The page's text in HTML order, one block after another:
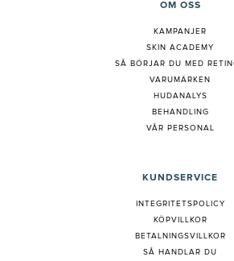
OM OSS
KAMPANJER
SKIN ACADEMY
SÅ BÖRJAR DU MED
VARUMÄRKEN
HUDANALYS
BEHANDLING
VÅR PERSONAL
KUNDSERVICE
INTEGRITETSPOLICY
KÖPVILLKOR
BETALNINGSVILLKOR
SÅ HANDLAR DU